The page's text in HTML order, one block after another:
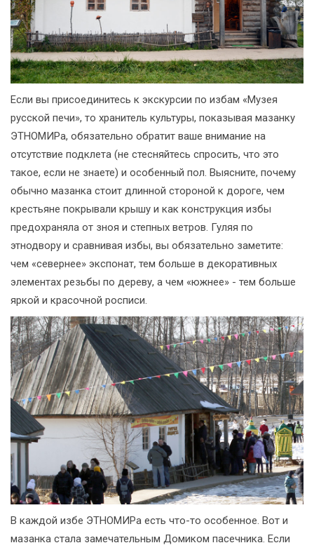
Если вы присоединитесь к экскурсии по избам «Музея
русской печи», то хранитель культуры, показывая мазанку
ЭТНОМИРа, обязательно обратит ваше внимание на
отсутствие подклета (не стесняйтесь спросить, что это
такое, если не знаете) и особенный пол. Выясните, почему
обычно мазанка стоит длинной стороной к дороге, чем
крестьяне покрывали крышу и как конструкция избы
предохраняла от зноя и степных ветров. Гуляя по
этнодвору и сравнивая избы, вы обязательно заметите:
чем «севернее» экспонат, тем больше в декоративных
элементах резьбы по дереву, а чем «южнее» - тем больше
яркой и красочной росписи.
В каждой избе ЭТНОМИРа есть что-то особенное. Вот и
мазанка стала замечательным Домиком пасечника. Если